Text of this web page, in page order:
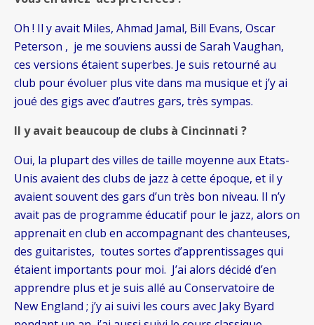
Oh ! Il y avait Miles, Ahmad Jamal, Bill Evans, Oscar
Peterson , je me souviens aussi de Sarah Vaughan,
ces versions étaient superbes. Je suis retourné au
club pour évoluer plus vite dans ma musique et j’y ai
joué des gigs avec d’autres gars, très sympas.
Il y avait beaucoup de clubs à Cincinnati ?
Oui, la plupart des villes de taille moyenne aux Etats-
Unis avaient des clubs de jazz à cette époque, et il y
avaient souvent des gars d’un très bon niveau. Il n’y
avait pas de programme éducatif pour le jazz, alors on
apprenait en club en accompagnant des chanteuses,
des guitaristes, toutes sortes d’apprentissages qui
étaient importants pour moi. J’ai alors décidé d’en
apprendre plus et je suis allé au Conservatoire de
New England ; j’y ai suivi les cours avec Jaky Byard